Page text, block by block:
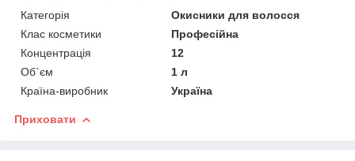
Категорія
Окисники для волосся
Клас косметики
Професійна
Концентрація
12
Об`єм
1 л
Країна-виробник
Україна
Приховати